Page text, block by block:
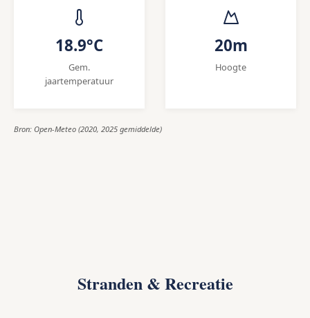
18.9°C
Gem.
jaartemperatuur
20m
Hoogte
Bron: Open-Meteo (2020, 2025 gemiddelde)
Stranden & Recreatie